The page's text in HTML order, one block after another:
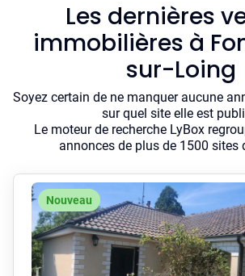
Les dernières
immobilières à
sur-Loing
Soyez certain de ne manquer aucune
sur quel site elle est
Le moteur de recherche LyBox
annonces de plus de 1500 sites
Nouveau